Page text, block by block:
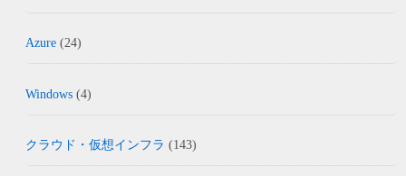
Azure (24)
Windows (4)
クラウド・仮想インフラ (143)